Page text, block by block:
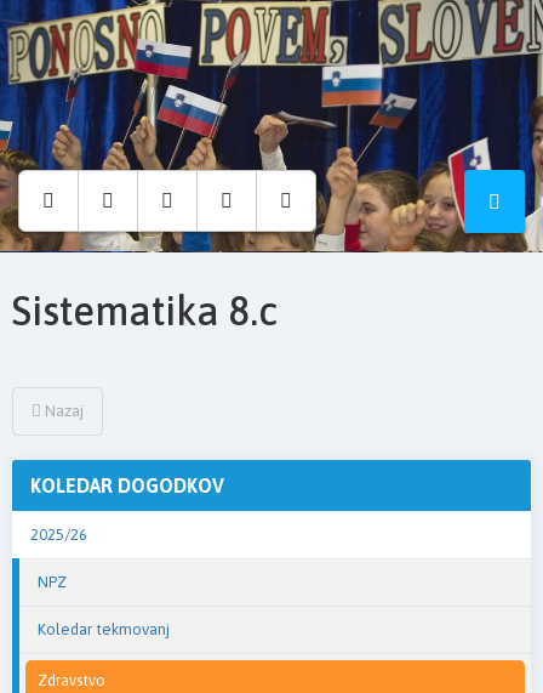
Osnovna
šola
Hruševec
Sistematika 8.c
Nazaj
KOLEDAR DOGODKOV
2025/26
NPZ
Koledar tekmovanj
Zdravstvo